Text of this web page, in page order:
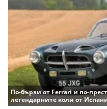
По-бързи от Ferrari и по-
легендарните коли от